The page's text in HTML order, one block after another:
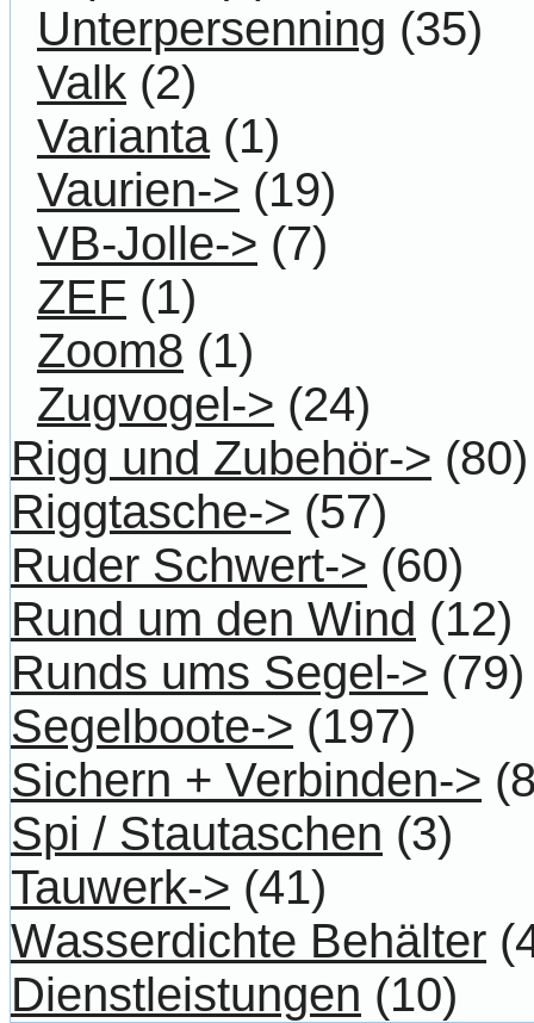
Unterpersenning (35)
Valk (2)
Varianta(1)
Vaurien-> (19)
VB-Jolle-> (7)
ZEF (1)
Zoom8 (1)
Zugvogel-> (24)
Rigg und Zubehör-> (80)
Riggtasche-> (57)
Ruder Schwert-> (60)
Rund um den Wind (12)
Runds ums Segel-> (79)
Segelboote-> (197)
Sichern + Verbinden->
Spi / Stautaschen (3)
Tauwerk-> (41)
Wasserdichte Behälter
Dienstleistungen (10)